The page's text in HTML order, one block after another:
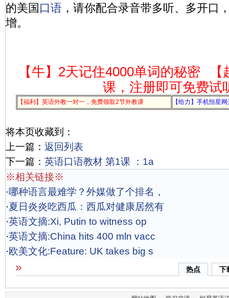
的美国 口语 ，请你配合录音带多听、多开口
增。
【牛】2天记住4000单词的秘密
课，注册即可免费试
【福利】英语外教一对一，免费领取2节外教课 【给力】手机恒星
将本页收藏到：
上一篇： 返回列表
下一篇： 英语口语教材 第1课 ：1a
※相关链接※
·哪种语言最难学？外媒做了个排名，
·夏日炎炎吃西瓜：西瓜对健康居然有
·英语文摘:Xi, Putin to witness op
·英语文摘:China hits 400 mln vacc
·欧美文化:Feature: UK takes big s
热点 下